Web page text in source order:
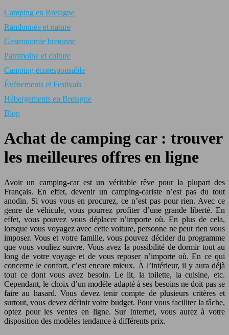
Camping en Bretagne
Randonnée et nature
Gastronomie bretonne
Patrimoine et culture
Camping écoresponsable
Événements et Festivals
Hébergements en Bretagne
Blog
Achat de camping car : trouver
les meilleures offres en ligne
Avoir un camping-car est un véritable rêve pour la plupart des
Français. En effet, devenir un camping-cariste n’est pas du tout
anodin. Si vous vous en procurez, ce n’est pas pour rien. Avec ce
genre de véhicule, vous pourrez profiter d’une grande liberté. En
effet, vous pouvez vous déplacer n’importe où. En plus de cela,
lorsque vous voyagez avec cette voiture, personne ne peut rien vous
imposer. Vous et votre famille, vous pouvez décider du programme
que vous vouliez suivre. Vous avez la possibilité de dormir tout au
long de votre voyage et de vous reposer n’importe où. En ce qui
concerne le confort, c’est encore mieux. À l’intérieur, il y aura déjà
tout ce dont vous avez besoin. Le lit, la toilette, la cuisine, etc.
Cependant, le choix d’un modèle adapté à ses besoins ne doit pas se
faire au hasard. Vous devez tenir compte de plusieurs critères et
surtout, vous devez définir votre budget. Pour vous faciliter la tâche,
optez pour les ventes en ligne. Sur Internet, vous aurez à votre
disposition des modèles tendance à différents prix.